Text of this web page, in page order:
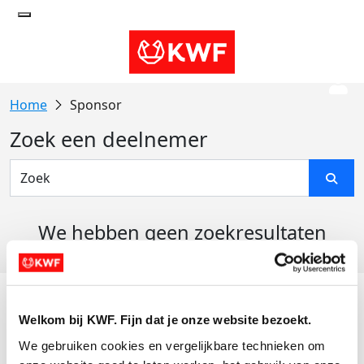
Welkom bij KWF. Fijn dat je onze website bezoekt.
We gebruiken cookies en vergelijkbare technieken om
Sponsor
Zoek een deelnemer
We hebben geen zoekresultaten
Actiematerialen
Evenementen